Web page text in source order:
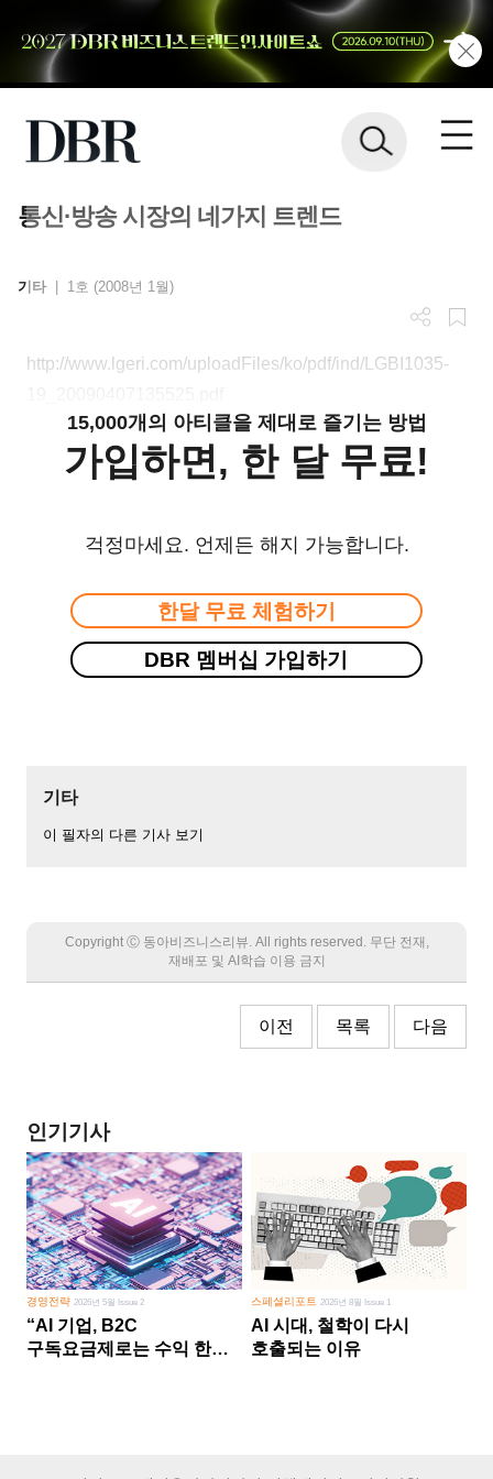
통신·방송 시장의 네가지 트렌드
기타 1호 (2008년 1월)
http://www.lgeri.com/uploadFiles/ko/pdf/ind/LGBI1035-
15,000개의 아티클을 제대로 즐기는 방법
가입하면, 한 달 무료!
걱정마세요. 언제든 해지 가능합니다.
한달 무료 체험하기
DBR 멤버십 가입하기
기타
이 필자의 다른 기사 보기
Copyright Ⓒ 동아비즈니스리뷰. All rights reserved. 무단 전재,
재배포 및 AI학습 이용 금지
이전 목록 다음
인기기사
경영전략 2026년 5월 Issue 2
“AI 기업, B2C
구독요금제로는 수익 한계
스페셜리포트 2026년 8월 Issue 1
AI 시대, 철학이 다시
호출되는 이유